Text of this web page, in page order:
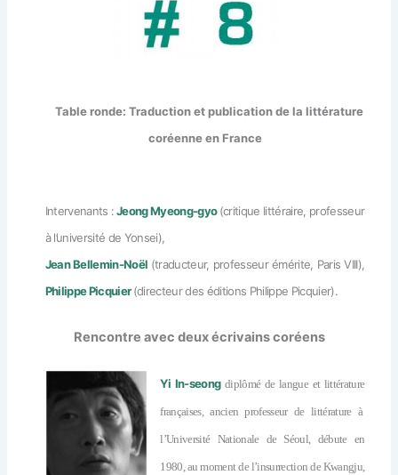
Table ronde: Traduction et publication de la littérature
coréenne en France
Intervenants :Jeong Myeong-gyo(critique littéraire, professeur
à l’université de Yonsei),
Jean Bellemin-Noël (traducteur, professeur émérite, Paris VIII),
Philippe Picquier(directeur des éditions Philippe Picquier).
Rencontre avec deux écrivains coréens
Yi In-seong diplômé de langue et littérature
françaises, ancien professeur de littérature à
l’Université Nationale de Séoul, débute en
1980, au moment de l’insurrection de Kwangju,